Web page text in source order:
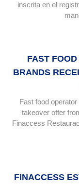
inscrita en el
FAST
BRANDS
Fast food
takeover offer
Finaccess
FINACCESS